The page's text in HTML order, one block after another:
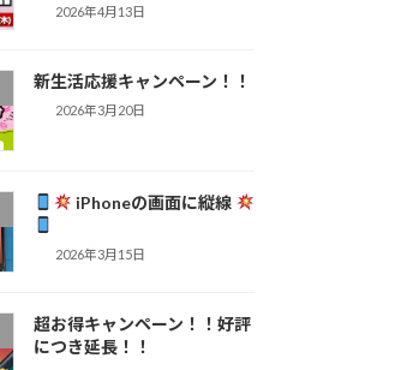
2026年4月13日
新生活応援キャンペーン！！
2026年3月20日
iPhoneの画面に縦線
2026年3月15日
超お得キャンペーン！！好評
につき延長！！